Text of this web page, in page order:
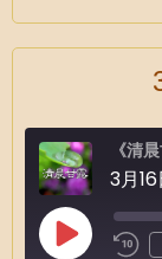
《清
3月